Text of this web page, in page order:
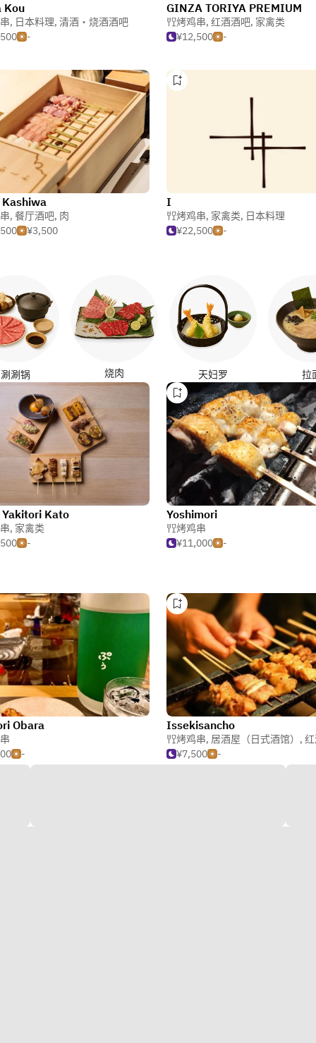
Kou
, 日本料理, 清酒・烧酒酒吧
-
GINZA TORIYA PREMIUM
烤鸡串, 红酒酒吧, 家禽类
¥12,500
-
Kashiwa
, 餐厅酒吧, 肉
¥3,500
I
烤鸡串, 家禽类, 日本料理
¥22,500
-
涮涮锅 烧肉 天妇罗 拉
Yakitori Kato
, 家禽类
-
Yoshimori
烤鸡串
¥11,000
-
Obara
-
Issekisancho
烤鸡串, 居酒屋（日式酒馆） ,
¥7,500
-